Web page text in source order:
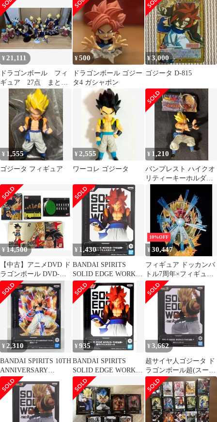
¥ 21,111
ドラゴンボール フィ
ギュア 27点 まとめ
売り 一番くじ プラ
イズ
¥500
ドラゴンボール ゴジー
タ4 ガシャポン
¥3,000
ゴジータ D-815
¥ 1,555
ゴジータ フィギュア
¥ 2,555
ワーコレ ゴジータ
¥ 1,210
バンプレスト ハイクオ
リティーキーホルダー
かめはめ波編 ゴジータ
¥ 14,500
【中古】アニメDVD ド
ラゴンボール DVD-
BOX DRAGON BOX GT
編
¥ 1,430
BANDAI SPIRITS
SOLID EDGE WORKS
THE出陣 超サイヤ人4
ゴジータ
10%OFF
¥30,447
フィギュア ドッカンバ
トル7周年×フィギュア
ーツZERO［超激戦］
コラボ 超サイヤ人4ゴ
ジータ -究極パワーの
サイヤ人戦士- 「ドラ
ゴンボールGT」 魂ウ
ェブ商店限定【14日以
内発送】
¥ 2,310
BANDAI SPIRITS 10TH
ANNIVERSARY
FIGURE DRAGON
BALL Z DOKKAN
BATTLE 超ゴジータ
¥935
BANDAI SPIRITS
SOLID EDGE WORKS
THE出陣 超サイヤ人4
ゴジータ
¥ 3,662
超サイヤ人ゴジータ ド
ラゴンボール超(スーパ
ー) SOLID EDGE
WORKS-THE出陣-7 フ
ィギュア プライズ
(2615258) バンプレスト